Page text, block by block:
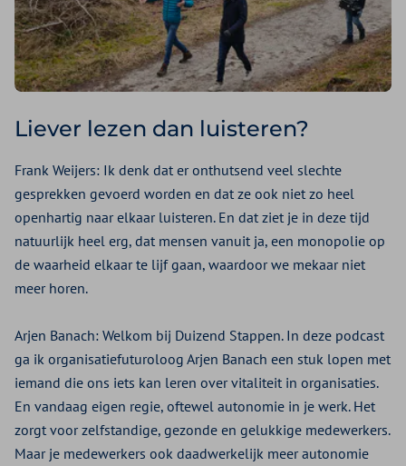
Liever lezen dan luisteren?
Frank Weijers: Ik denk dat er onthutsend veel slechte
gesprekken gevoerd worden en dat ze ook niet zo heel
openhartig naar elkaar luisteren. En dat ziet je in deze tijd
natuurlijk heel erg, dat mensen vanuit ja, een monopolie op
de waarheid elkaar te lijf gaan, waardoor we mekaar niet
meer horen.
Arjen Banach: Welkom bij Duizend Stappen. In deze podcast
ga ik organisatiefuturoloog Arjen Banach een stuk lopen met
iemand die ons iets kan leren over vitaliteit in organisaties.
En vandaag eigen regie, oftewel autonomie in je werk. Het
zorgt voor zelfstandige, gezonde en gelukkige medewerkers.
Maar je medewerkers ook daadwerkelijk meer autonomie